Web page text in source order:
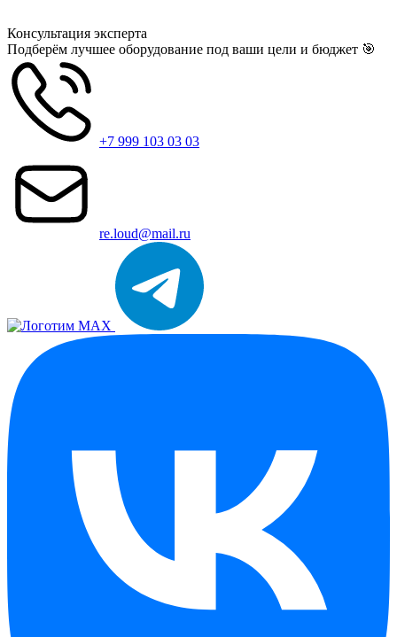
Консультация эксперта
Подберём лучшее оборудование под ваши цели и бюджет 🎯
+7 999 103 03 03
re.loud@mail.ru